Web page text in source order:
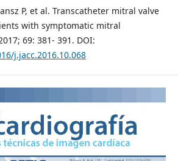
P, et al. Transcatheter mitral valve
with symptomatic mitral
69: 381- 391. DOI:
j.jacc.2016.10.068